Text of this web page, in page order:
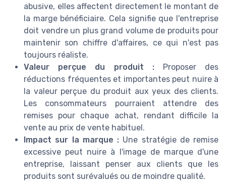
abusive, elles affectent directement le montant de
la marge bénéficiaire. Cela signifie que l'entreprise
doit vendre un plus grand volume de produits pour
maintenir son chiffre d'affaires, ce qui n'est pas
toujours réaliste.
Valeur perçue du produit :Proposer des
réductions fréquentes et importantes peut nuire à
la valeur perçue du produit aux yeux des clients.
Les consommateurs pourraient attendre des
remises pour chaque achat, rendant difficile la
vente au prix de vente habituel.
Impact sur la marque : Une stratégie de remise
excessive peut nuire à l'image de marque d'une
entreprise, laissant penser aux clients que les
produits sont surévalués ou de moindre qualité.